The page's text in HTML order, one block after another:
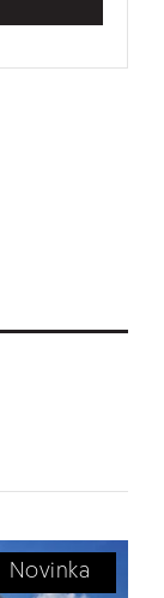
Novinka